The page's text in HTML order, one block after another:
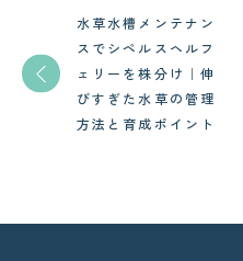
水草水槽メンテナン
スでシペルスヘルフ
ェリーを株分け｜伸
びすぎた水草の管理
方法と育成ポイント